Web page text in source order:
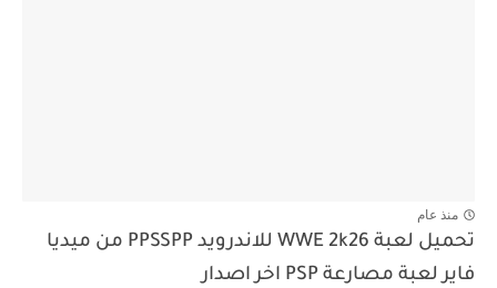
منذ عام
تحميل لعبة WWE 2k26 للاندرويد PPSSPP من ميديا
فاير لعبة مصارعة PSP اخر اصدار